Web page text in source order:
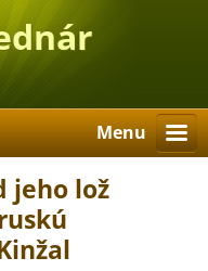
Menu
jeho lož